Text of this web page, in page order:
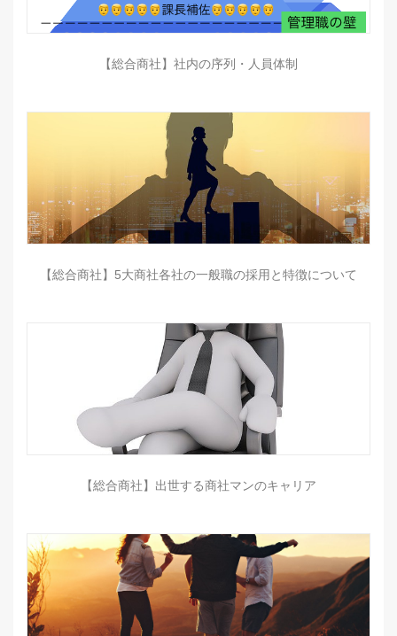
【総合商社】社内の序列・人員体制
【総合商社】5大商社各社の一般職の採用と特徴について
【総合商社】出世する商社マンのキャリア